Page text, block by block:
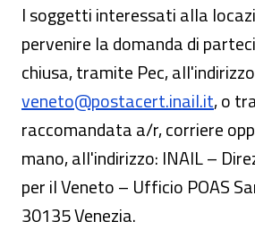
I soggetti interessati alla
pervenire la domanda di
chiusa, tramite Pec, all'indirizzo
veneto@postacert.inail.it, o
raccomandata a/r, corriere
mano, all'indirizzo: INAIL –
per il Veneto – Ufficio POAS
30135 Venezia.